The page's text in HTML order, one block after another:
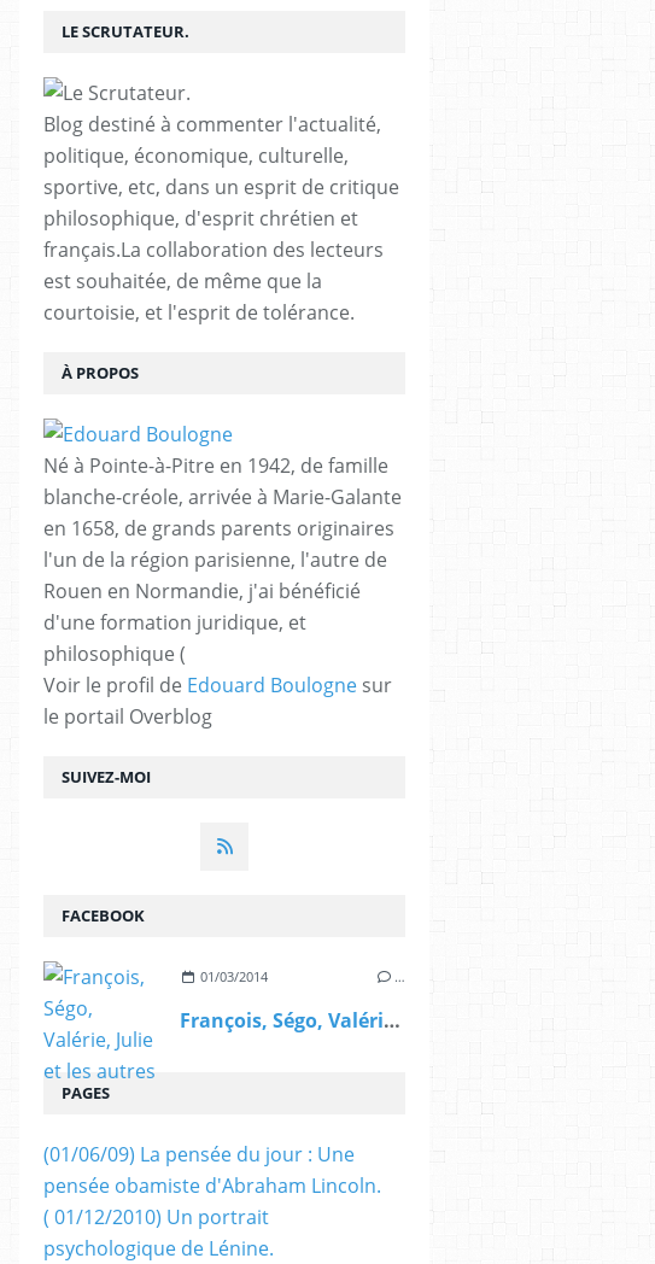
SUIVEZ-MOI
LE SCRUTATEUR.
Blog destiné à commenter l'actualité,
politique, économique, culturelle,
sportive, etc, dans un esprit de critique
philosophique, d'esprit chrétien et
français.La collaboration des lecteurs
est souhaitée, de même que la
courtoisie, et l'esprit de tolérance.
À PROPOS
Né à Pointe-à-Pitre en 1942, de famille
blanche-créole, arrivée à Marie-Galante
en 1658, de grands parents originaires
l'un de la région parisienne, l'autre de
Rouen en Normandie, j'ai bénéficié
d'une formation juridique, et
philosophique (
Voir le profil de Edouard Boulogne sur
le portail Overblog
FACEBOOK
01/03/2014 …
François, Ségo, Valérie, Julie et les autres
PAGES
(01/06/09) La pensée du jour : Une
pensée obamiste d'Abraham Lincoln.
( 01/12/2010) Un portrait
psychologique de Lénine.